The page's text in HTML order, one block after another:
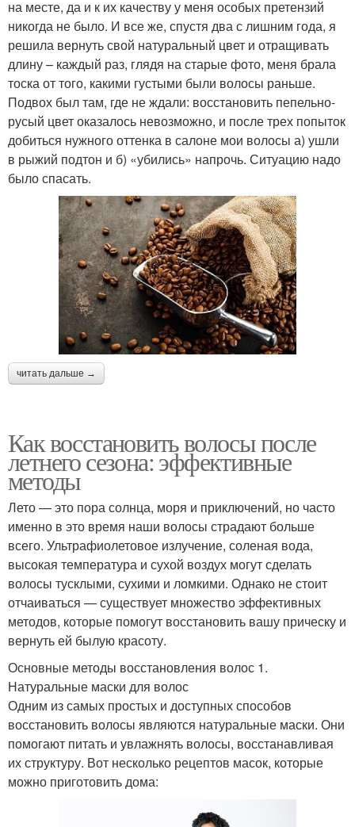
на месте, да и к их качеству у меня особых претензий
никогда не было. И все же, спустя два с лишним года, я
решила вернуть свой натуральный цвет и отращивать
длину – каждый раз, глядя на старые фото, меня брала
тоска от того, какими густыми были волосы раньше.
Подвох был там, где не ждали: восстановить пепельно-
русый цвет оказалось невозможно, и после трех попыток
добиться нужного оттенка в салоне мои волосы а) ушли
в рыжий подтон и б) «убились» напрочь. Ситуацию надо
было спасать.
читать дальше →
Как восстановить волосы после
летнего сезона: эффективные
методы
Лето — это пора солнца, моря и приключений, но часто
именно в это время наши волосы страдают больше
всего. Ультрафиолетовое излучение, соленая вода,
высокая температура и сухой воздух могут сделать
волосы тусклыми, сухими и ломкими. Однако не стоит
отчаиваться — существует множество эффективных
методов, которые помогут восстановить вашу прическу и
вернуть ей былую красоту.
Основные методы восстановления волос 1.
Натуральные маски для волос
Одним из самых простых и доступных способов
восстановить волосы являются натуральные маски. Они
помогают питать и увлажнять волосы, восстанавливая
их структуру. Вот несколько рецептов масок, которые
можно приготовить дома: